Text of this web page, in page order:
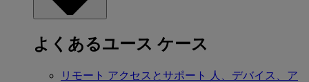
よくあるユース ケース
リモート アクセスとサポート
人、デバイス、ア